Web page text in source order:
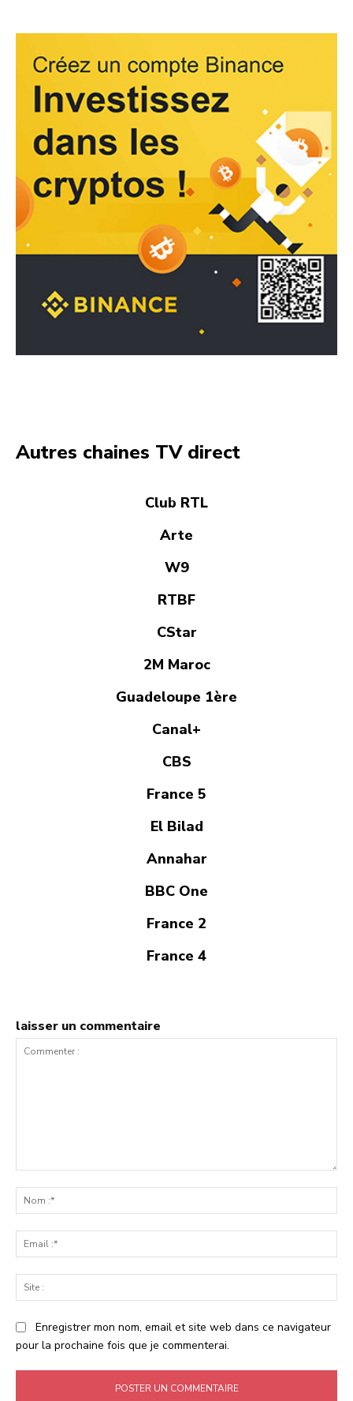
Autres chaines TV direct
Club RTL
Arte
W9
RTBF
CStar
2M Maroc
Guadeloupe 1ère
Canal+
CBS
France 5
El Bilad
Annahar
BBC One
France 2
France 4
laisser un commentaire
:*
:*
:
Enregistrer mon nom, email et site web dans ce navigateur
pour la prochaine fois que je commenterai.